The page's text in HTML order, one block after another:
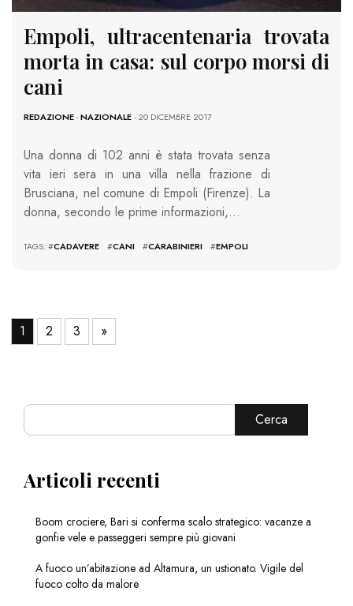
Empoli, ultracentenaria trovata
morta in casa: sul corpo morsi di
cani
REDAZIONE-NAZIONALE- 20 DICEMBRE 2017
Una donna di 102 anni è stata trovata senza
vita ieri sera in una villa nella frazione di
Brusciana, nel comune di Empoli (Firenze). La
donna, secondo le prime informazioni,…
TAGS: #CADAVERE #CANI #CARABINIERI #EMPOLI
1 2 3 »
Cerca
Articoli recenti
Boom crociere, Bari si conferma scalo strategico: vacanze a
gonfie vele e passeggeri sempre più giovani
A fuoco un’abitazione ad Altamura, un ustionato. Vigile del
fuoco colto da malore